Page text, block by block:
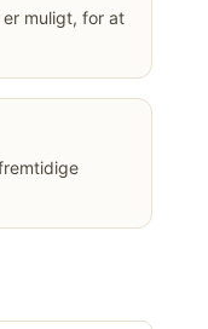
muligt, for at